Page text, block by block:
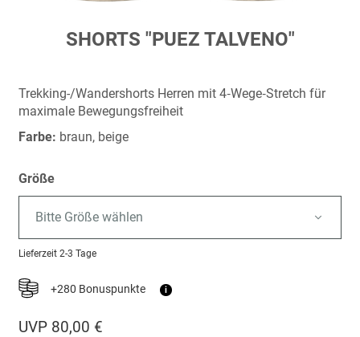
springen
SHORTS "PUEZ TALVENO"
Trekking-/Wandershorts Herren mit 4‑Wege‑Stretch für
maximale Bewegungsfreiheit
Farbe: braun, beige
Größe
Bitte Größe wählen
Lieferzeit 2-3 Tage
+280 Bonuspunkte i
UVP 80,00 €